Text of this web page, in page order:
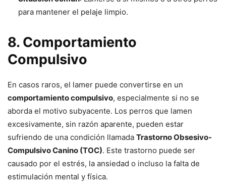
para mantener el pelaje limpio.
8. Comportamiento
Compulsivo
En casos raros, el lamer puede convertirse en un
comportamiento compulsivo, especialmente si no se
aborda el motivo subyacente. Los perros que lamen
excesivamente, sin razón aparente, pueden estar
sufriendo de una condición llamada Trastorno Obsesivo-
Compulsivo Canino (TOC). Este trastorno puede ser
causado por el estrés, la ansiedad o incluso la falta de
estimulación mental y física.